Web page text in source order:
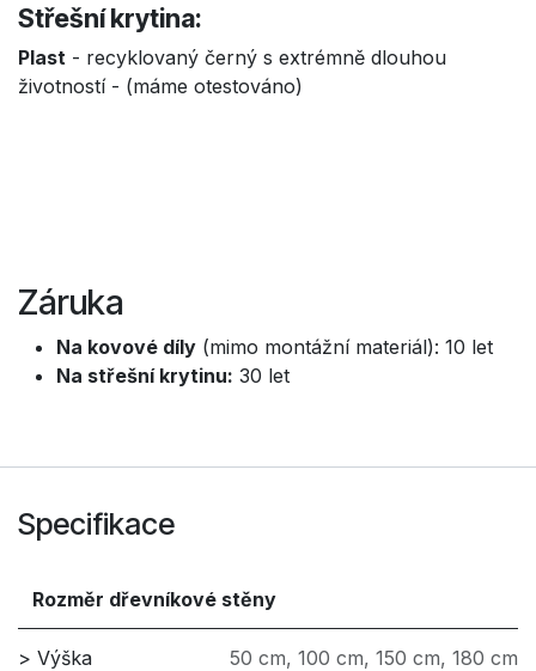
Střešní krytina:
Plast - recyklovaný černý s extrémně dlouhou
životností - (máme otestováno)
Záruka
Na kovové díly (mimo montážní materiál): 10 let
Na střešní krytinu: 30 let
Specifikace
Rozměr dřevníkové stěny
> Výška
50 cm, 100 cm, 150 cm, 180 cm